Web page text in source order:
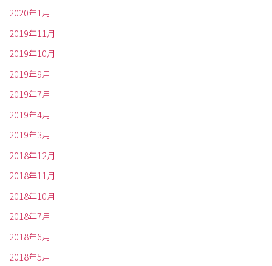
2020年1月
2019年11月
2019年10月
2019年9月
2019年7月
2019年4月
2019年3月
2018年12月
2018年11月
2018年10月
2018年7月
2018年6月
2018年5月